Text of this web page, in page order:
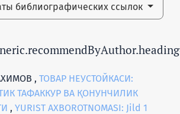
библиографических ссылок
, ТОВАР НЕУСТОЙКАСИ:
ТАФАККУР ВА ҚОНУНЧИЛИК
, YURIST AXBOROTNOMASI: Jild 1